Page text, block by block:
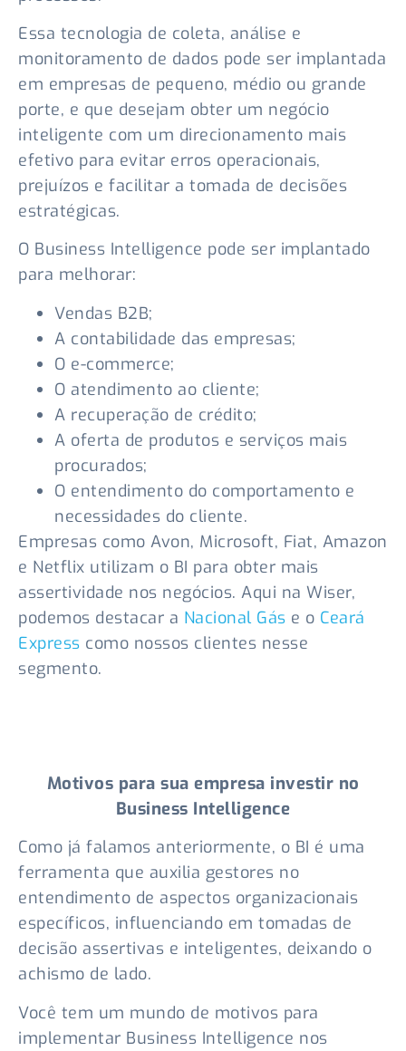
Essa tecnologia de coleta, análise e
monitoramento de dados pode ser implantada
em empresas de pequeno, médio ou grande
porte, e que desejam obter um negócio
inteligente com um direcionamento mais
efetivo para evitar erros operacionais,
prejuízos e facilitar a tomada de decisões
estratégicas.
O Business Intelligence pode ser implantado
para melhorar:
Vendas B2B;
A contabilidade das empresas;
O e-commerce;
O atendimento ao cliente;
A recuperação de crédito;
A oferta de produtos e serviços mais
procurados;
O entendimento do comportamento e
necessidades do cliente.
Empresas como Avon, Microsoft, Fiat, Amazon
e Netflix utilizam o BI para obter mais
assertividade nos negócios. Aqui na Wiser,
podemos destacar a Nacional Gás e o Ceará
Express como nossos clientes nesse
segmento.
Motivos para sua empresa investir no
Business Intelligence
Como já falamos anteriormente, o BI é uma
ferramenta que auxilia gestores no
entendimento de aspectos organizacionais
específicos, influenciando em tomadas de
decisão assertivas e inteligentes, deixando o
achismo de lado.
Você tem um mundo de motivos para
implementar Business Intelligence nos